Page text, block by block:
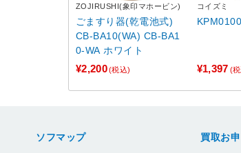
ZOJIRUSHI(象印マホービン)
ごますり器(乾電池式)
CB-BA10(WA) CB-BA1
0-WA ホワイト
¥2,200(税込)
コイズミ
¥1,397 (
ソフマップ 買取お